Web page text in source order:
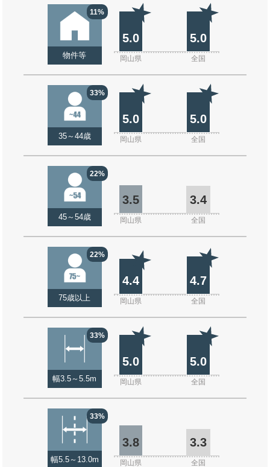
11%
物件等
5.0 5.0
岡山県 全国
33%
35～44歳
5.0 5.0
岡山県 全国
22%
45～54歳
3.5 3.4
岡山県 全国
22%
75歳以上
4.4 4.7
岡山県 全国
33%
幅3.5～5.5m
5.0 5.0
岡山県 全国
33%
幅5.5～13.0m
3.8 3.3
岡山県 全国